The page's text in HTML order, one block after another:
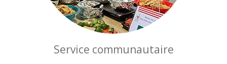
Service communautaire